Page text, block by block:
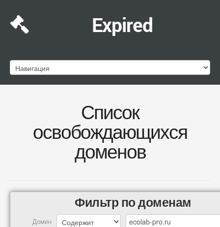
Expired
Список
освобождающихся
доменов
Фильтр по доменам
Домен